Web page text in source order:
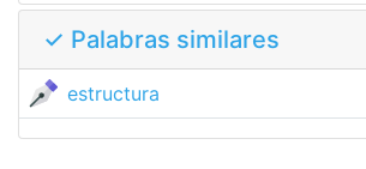
✓ Palabras similares
estructura